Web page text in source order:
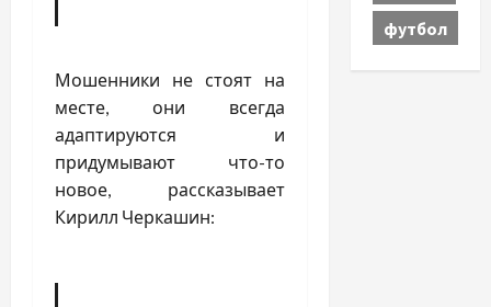
Мошенники не стоят на
месте, они всегда
адаптируются и
придумывают что-то
новое, рассказывает
Кирилл Черкашин:
футбол